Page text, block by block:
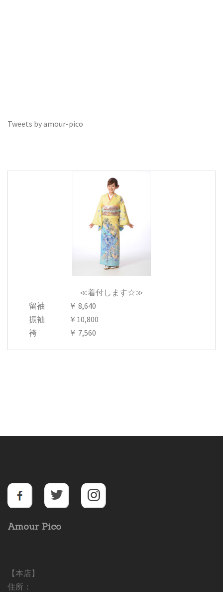
Tweets by amour-pico
≪着付します☆≫
留袖 ￥ 8,640
振袖 ￥10,800
袴 ￥ 7,560
Amour Pico
【本店】
住所：